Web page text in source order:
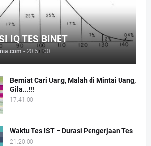
IQ TES BINET
- 20.51.00
Berniat Cari Uang, Malah di Mintai Uang,
Gila...!!!
17.41.00
Waktu Tes IST – Durasi Pengerjaan Tes
21.20.00